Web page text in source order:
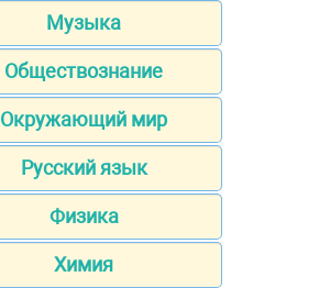
Музыка
Обществознание
Окружающий мир
Русский язык
Физика
Химия